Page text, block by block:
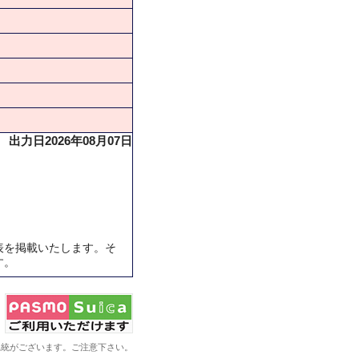
出力日2026年08月07日
掲載いたします。そ
がございます。ご注意下さい。